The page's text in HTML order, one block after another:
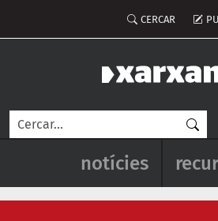
Menú del
CERCAR
Cerca
Navegació
notícies